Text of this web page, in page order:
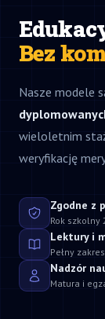
Bez
Nasze modele
wieloletnim
weryfikację
Zgodne z
Rok szkolny
Lektury i
Pełny
Nadzór
Matura i